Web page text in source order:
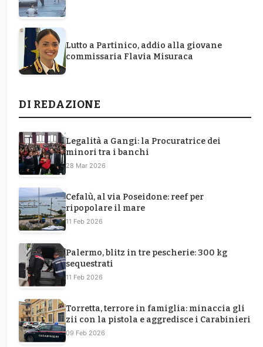
Lutto a Partinico, addio alla giovane
commissaria Flavia Misuraca
DI REDAZIONE
Legalità a Gangi: la Procuratrice dei
minori tra i banchi
28 Mar 2026
Cefalù, al via Poseidone: reef per
ripopolare il mare
11 Feb 2026
Palermo, blitz in tre pescherie: 300 kg
sequestrati
11 Feb 2026
Torretta, terrore in famiglia: minaccia gli
zii con la pistola e aggredisce i Carabinieri
09 Feb 2026